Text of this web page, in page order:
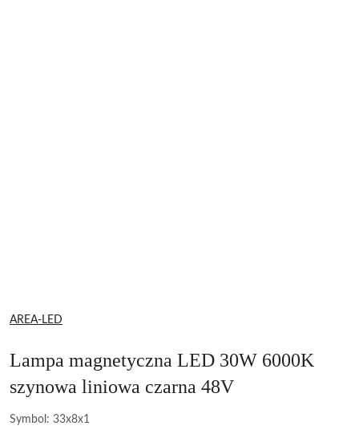
NAZWA
PRODUCENTA:
AREA-LED
Lampa magnetyczna LED 30W 6000K
szynowa liniowa czarna 48V
Symbol: 33x8x1